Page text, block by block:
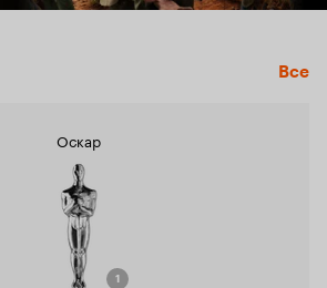
Все
Оскар
1